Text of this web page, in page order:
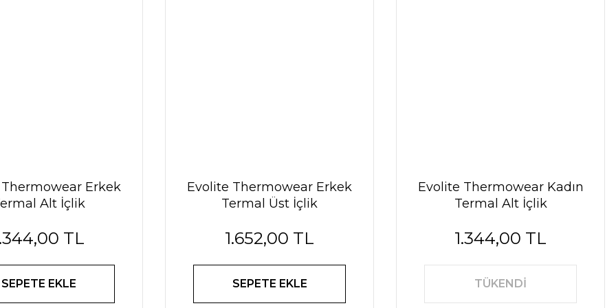
Erkek
Alt İçlik
TL
SEPETE EKLE
Evolite Thermowear Erkek
Termal Üst İçlik
1.652,00 TL
SEPETE EKLE
Evolite Thermowear Kadın
Termal Alt İçlik
1.344,00 TL
TÜKENDİ